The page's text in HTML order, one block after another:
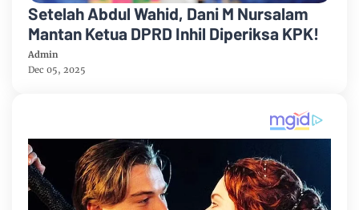
Setelah Abdul Wahid, Dani M Nursalam
Mantan Ketua DPRD Inhil Diperiksa KPK!
Admin
Dec 05, 2025